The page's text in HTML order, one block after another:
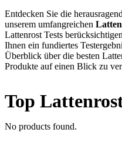
Entdecken Sie die
unserem umfangreichen
Lattenrost Tests
Ihnen ein fundiertes
Überblick über die besten
Produkte auf einen Blick zu
Top
No products found.